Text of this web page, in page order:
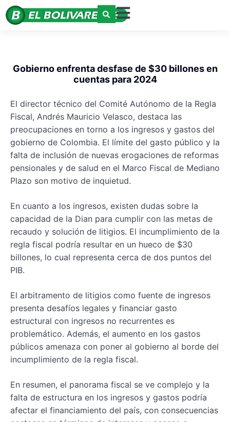
Gobierno enfrenta desfase de $30 billones en
cuentas para 2024
El director técnico del Comité Autónomo de la Regla
Fiscal, Andrés Mauricio Velasco, destaca las
preocupaciones en torno a los ingresos y gastos del
gobierno de Colombia. El límite del gasto público y la
falta de inclusión de nuevas erogaciones de reformas
pensionales y de salud en el Marco Fiscal de Mediano
Plazo son motivo de inquietud.
En cuanto a los ingresos, existen dudas sobre la
capacidad de la Dian para cumplir con las metas de
recaudo y solución de litigios. El incumplimiento de la
regla fiscal podría resultar en un hueco de $30
billones, lo cual representa cerca de dos puntos del
PIB.
El arbitramento de litigios como fuente de ingresos
presenta desafíos legales y financiar gasto
estructural con ingresos no recurrentes es
problemático. Además, el aumento en los gastos
públicos amenaza con poner al gobierno al borde del
incumplimiento de la regla fiscal.
En resumen, el panorama fiscal se ve complejo y la
falta de estructura en los ingresos y gastos podría
afectar el financiamiento del país, con consecuencias